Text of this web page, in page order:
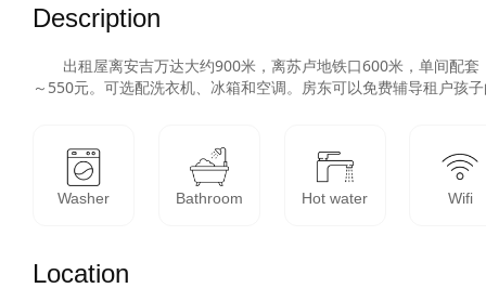
Description
～550元。可选配洗衣机、冰箱和空调。房东可以免费辅导租户孩
Washer Bathroom Hot water Wifi
Location